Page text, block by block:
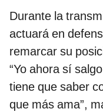
Durante la
actuará en
remarcar su
“Yo ahora sí
tiene que saber
que más ama”,